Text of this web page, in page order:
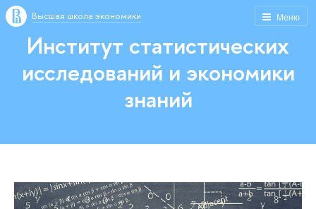
Меню
Высшая школа экономики
Институт статистических
исследований и экономики
знаний